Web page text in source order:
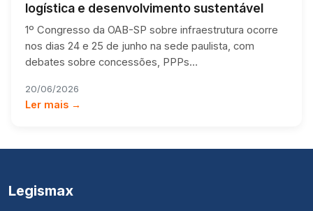
logística e desenvolvimento sustentável
1º Congresso da OAB-SP sobre infraestrutura ocorre
nos dias 24 e 25 de junho na sede paulista, com
debates sobre concessões, PPPs…
20/06/2026
Ler mais →
Legismax